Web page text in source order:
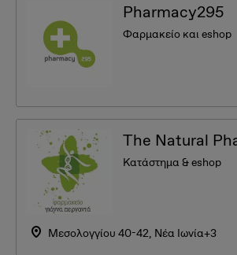
Pharmacy295
Φαρμακείο και eshop
The Natural
Κατάστημα & eshop
Μεσολογγίου 40-42, Νέα Ιωνία+3